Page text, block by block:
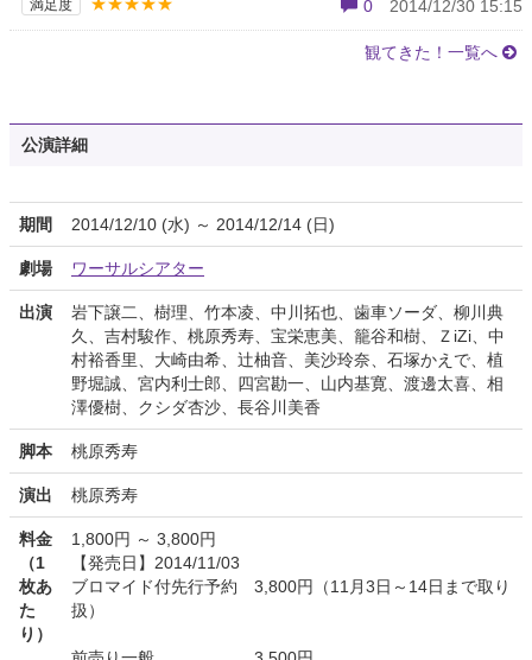
満足度 0 2014/12/30 15:15
観てきた！一覧へ
公演詳細
期間 2014/12/10 (水) ～ 2014/12/14 (日)
劇場 ワーサルシアター
出演
岩下譲二、樹理、竹本凌、中川拓也、歯車ソーダ、柳川典
久、吉村駿作、桃原秀寿、宝栄恵美、籠谷和樹、ＺiZi、中
村裕香里、大崎由希、辻柚音、美沙玲奈、石塚かえで、植
野堀誠、宮内利士郎、四宮勘一、山内基寛、渡邊太喜、相
澤優樹、クシダ杏沙、長谷川美香
脚本 桃原秀寿
演出 桃原秀寿
料金
（1
枚あ
た
り）
1,800円 ～ 3,800円
【発売日】2014/11/03
ブロマイド付先行予約 3,800円（11月3日～14日まで取り
扱）